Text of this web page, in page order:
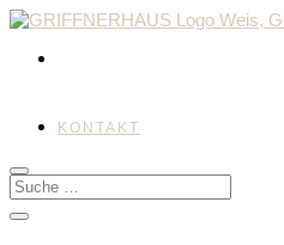
KONTAKT